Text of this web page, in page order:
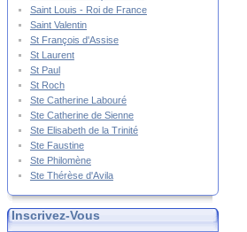
Saint Louis - Roi de France
Saint Valentin
St François d'Assise
St Laurent
St Paul
St Roch
Ste Catherine Labouré
Ste Catherine de Sienne
Ste Elisabeth de la Trinité
Ste Faustine
Ste Philomène
Ste Thérèse d'Avila
Inscrivez-Vous